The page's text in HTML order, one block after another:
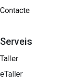
Contacte
Serveis
Taller
eTaller